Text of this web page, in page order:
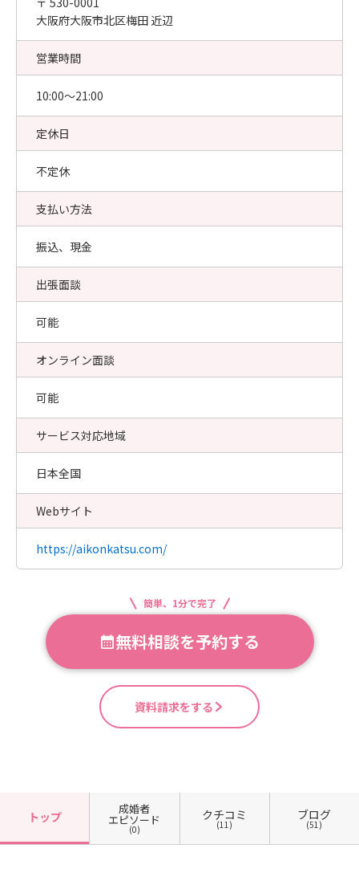
大阪府大阪市北区梅田 近辺
営業時間
10:00〜21:00
定休日
不定休
支払い方法
振込、現金
出張面談
可能
オンライン面談
可能
サービス対応地域
日本全国
Webサイト
https://aikonkatsu.com/
簡単、1分で完了
無料相談を予約する
資料請求をする
トップ
成婚者
エピソード
(0)
クチコミ
(11)
ブログ
(51)